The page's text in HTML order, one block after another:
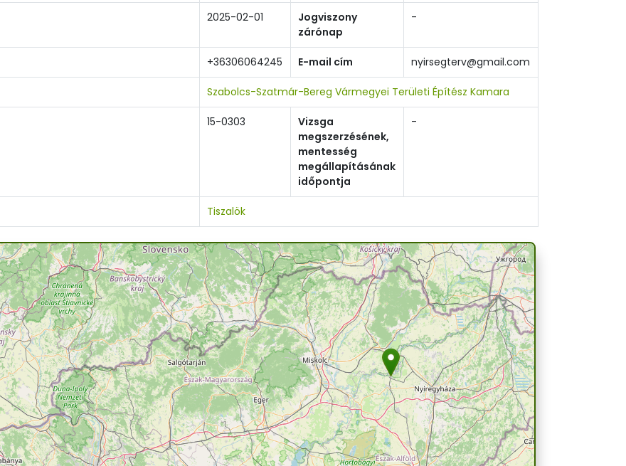
2025-02-01
Jogviszony
zárónap
-
+36306064245 E-mail cím nyirsegterv@gmail.com
Szabolcs-Szatmár-Bereg Vármegyei Területi Építész Kamara
15-0303
Vizsga
megszerzésének,
mentesség
megállapításának
időpontja
-
Tiszalök